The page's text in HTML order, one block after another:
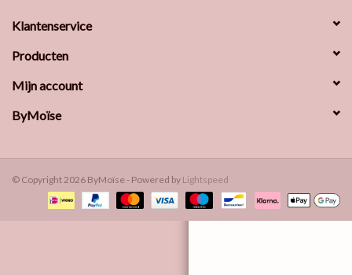
Klantenservice
Producten
Mijn account
ByMoïse
© Copyright 2026 ByMoïse - Powered by Lightspeed